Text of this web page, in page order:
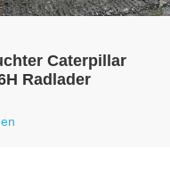
Caterpillar
Radlader